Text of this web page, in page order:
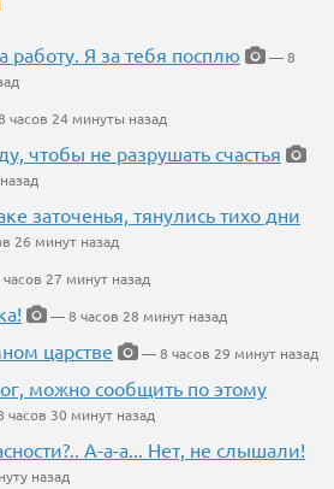
работу. Я за тебя посплю
— 8
часов 24 минуты назад
чтобы не разрушать счастья
заточенья, тянулись тихо дни
26 минут назад
27 минут назад
— 8 часов 28 минут назад
царстве
— 8 часов 29 минут назад
можно сообщить по этому
30 минут назад
А-а-а... Нет, не слышали!
назад